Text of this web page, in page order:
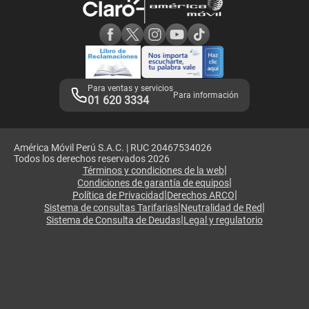
Adquirientes iPhone 6, 6S y SE
Mensaje de Seguridad
Términos y Condiciones de Tienda Claro
Libro de Reclamaciones
Legales de marketplace
Para ventas y servicios
01 620 3334 Para información
América Móvil Perú S.A.C. | RUC 20467534026
Todos los derechos reservados 2026
Términos y condiciones de la web|
Condiciones de garantía de equipos|
Política de Privacidad|Derechos ARCO|
Sistema de consultas Tarifarias|Neutralidad de Red|
Sistema de Consulta de Deudas|Legal y regulatorio